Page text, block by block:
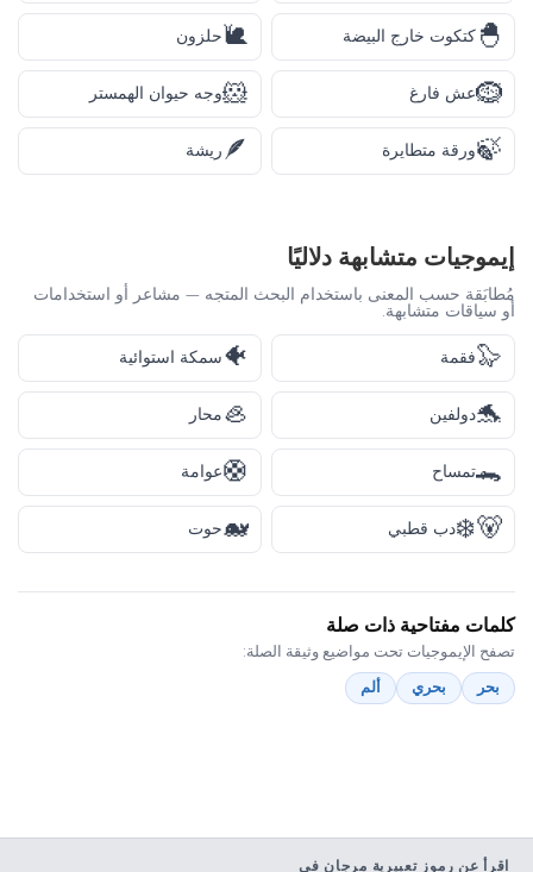
🐣 كتكوت خارج البيضة 🐌حلزون
🪹عش فارغ 🐹وجه حيوان الهمستر
🍃ورقة متطايرة 🪶ريشة
إيموجيات متشابهة دلاليًا
مُطابَقة حسب المعنى باستخدام البحث المتجه — مشاعر أو استخدامات
أو سياقات متشابهة.
🦭فقمة 🐠سمكة استوائية
🐬دولفين 🦪محار
🐊تمساح 🛟عوامة
🐻‍❄️دب قطبي 🐋حوت
كلمات مفتاحية ذات صلة
تصفح الإيموجيات تحت مواضيع وثيقة الصلة:
بحر
بحري ألم
اقرأ عن رموز تعبيرية مرجان في